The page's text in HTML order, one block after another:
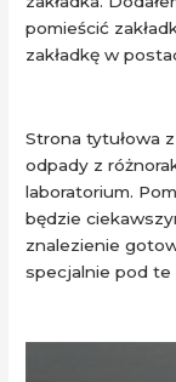
pomieścić
zakładkę w
Strona tytułowa
odpady z
laboratorium.
będzie
znalezienie
specjalnie pod te